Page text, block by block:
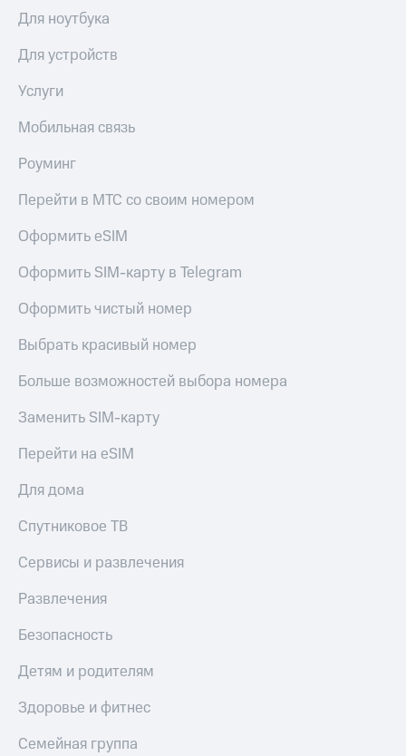
деловая этика
На главную
Для ноутбука
Для устройств
Услуги
Мобильная связь
Роуминг
Перейти в МТС со своим номером
Оформить eSIM
Оформить SIM-карту в Telegram
Оформить чистый номер
Выбрать красивый номер
Больше возможностей выбора номера
Заменить SIM-карту
Перейти на eSIM
Для дома
Спутниковое ТВ
Сервисы и развлечения
Развлечения
Безопасность
Детям и родителям
Здоровье и фитнес
Семейная группа